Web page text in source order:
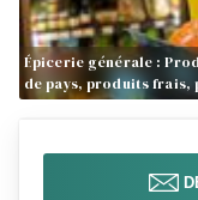
Épicerie générale :
de pays, produits